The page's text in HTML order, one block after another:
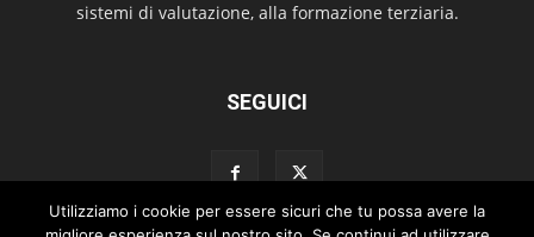
sistemi di valutazione, alla formazione terziaria.
SEGUICI
Utilizziamo i cookie per essere sicuri che tu possa avere la